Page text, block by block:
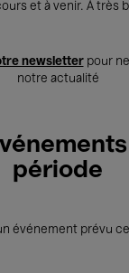
et à venir. À très
newsletterpour
notre actualité
période
événement prévu